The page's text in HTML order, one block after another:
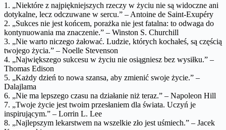
1. „Niektóre z najpiękniejszych rzeczy w życiu nie są widoczne ani
dotykalne, lecz odczuwane w sercu.” – Antoine de Saint-Exupéry
2. „Sukces nie jest końcem, porażka nie jest fatalna: to odwaga do
kontynuowania ma znaczenie.” – Winston S. Churchill
3. „Nie warto niczego żałować. Ludzie, których kochałeś, są częścią
twojego życia.” – Noelle Stevenson
4. „Największego sukcesu w życiu nie osiągniesz bez wysiłku.” –
Thomas Edison
5. „Każdy dzień to nowa szansa, aby zmienić swoje życie.” –
Dalajlama
6. „Nie ma lepszego czasu na działanie niż teraz.” – Napoleon Hill
7. „Twoje życie jest twoim przesłaniem dla świata. Uczyń je
inspirującym.” – Lorrin L. Lee
8. „Najlepszym lekarstwem na wszelkie zło jest uśmiech.” – Jacek